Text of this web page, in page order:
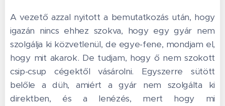
A vezető azzal nyitott a bemutatkozás után, hogy
igazán nincs ehhez szokva, hogy egy gyár nem
szolgálja ki közvetlenül, de egye-fene, mondjam el,
hogy mit akarok. De tudjam, hogy ő nem szokott
csip-csup cégektől vásárolni. Egyszerre sütött
belőle a düh, amiért a gyár nem szolgálta ki
direktben, és a lenézés, mert hogy mi